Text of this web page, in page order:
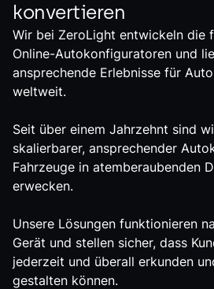
konvertieren
Wir bei ZeroLight entwickeln die
Online-Autokonfiguratoren und
ansprechende Erlebnisse für
weltweit.
Seit über einem Jahrzehnt sind
skalierbarer, ansprechender
Fahrzeuge in atemberaubenden
erwecken.
Unsere Lösungen funktionieren
Gerät und stellen sicher, dass
jederzeit und überall erkunden
gestalten können.